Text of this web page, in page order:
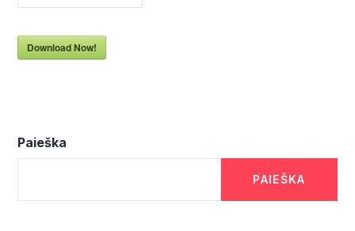
Download Now!
Paieška
PAIEŠKA